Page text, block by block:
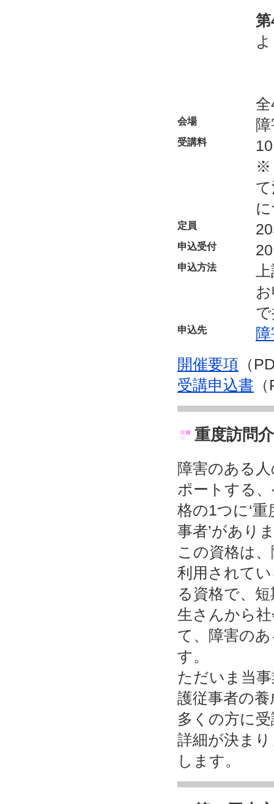
会場
受講料
※
定員
申込受付
申込方法
申込先
開催要項 （
受講申込書
重度訪問
障害のある
ポートする
格の1つに‘
事者’があり
この資格は
利用されて
る資格で、
生さんから
て、障害の
す。
ただいま当
護従事者の
多くの方に
詳細が決ま
します。